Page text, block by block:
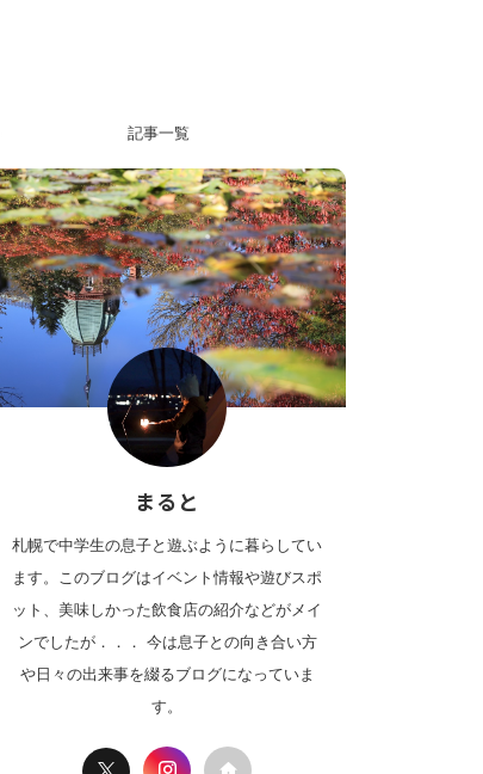
記事一覧
まると
札幌で中学生の息子と遊ぶように暮らしてい
ます。このブログはイベント情報や遊びスポ
ット、美味しかった飲食店の紹介などがメイ
ンでしたが．．． 今は息子との向き合い方
や日々の出来事を綴るブログになっていま
す。